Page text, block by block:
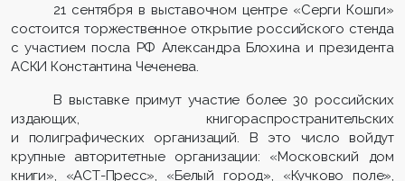
21 сентября в выставочном центре «Серги Кошги»
состоится торжественное открытие российского стенда
с участием посла РФ Александра Блохина и президента
АСКИ Константина Чеченева.
В выставке примут участие более 30 российских
издающих, книгораспространительских
и полиграфических организаций. В это число войдут
крупные авторитетные организации: «Московский дом
книги», «АСТ-Пресс», «Белый город», «Кучково поле»,